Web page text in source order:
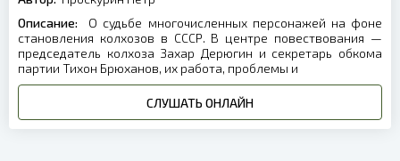
Описание:
О судьбе многочисленных персонажей на фоне
становления колхозов в СССР. В центре повествования —
председатель колхоза Захар Дерюгин и секретарь обкома
партии Тихон Брюханов, их работа, проблемы и
СЛУШАТЬ ОНЛАЙН